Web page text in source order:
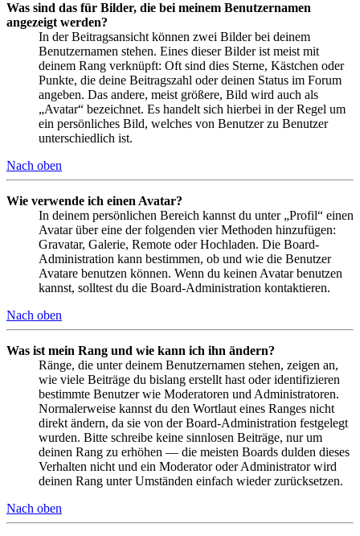
Was sind das für Bilder, die bei meinem Benutzernamen
angezeigt werden?
In der Beitragsansicht können zwei Bilder bei deinem
Benutzernamen stehen. Eines dieser Bilder ist meist mit
deinem Rang verknüpft: Oft sind dies Sterne, Kästchen oder
Punkte, die deine Beitragszahl oder deinen Status im Forum
angeben. Das andere, meist größere, Bild wird auch als
„Avatar“ bezeichnet. Es handelt sich hierbei in der Regel um
ein persönliches Bild, welches von Benutzer zu Benutzer
unterschiedlich ist.
Nach oben
Wie verwende ich einen Avatar?
In deinem persönlichen Bereich kannst du unter „Profil“ einen
Avatar über eine der folgenden vier Methoden hinzufügen:
Gravatar, Galerie, Remote oder Hochladen. Die Board-
Administration kann bestimmen, ob und wie die Benutzer
Avatare benutzen können. Wenn du keinen Avatar benutzen
kannst, solltest du die Board-Administration kontaktieren.
Nach oben
Was ist mein Rang und wie kann ich ihn ändern?
Ränge, die unter deinem Benutzernamen stehen, zeigen an,
wie viele Beiträge du bislang erstellt hast oder identifizieren
bestimmte Benutzer wie Moderatoren und Administratoren.
Normalerweise kannst du den Wortlaut eines Ranges nicht
direkt ändern, da sie von der Board-Administration festgelegt
wurden. Bitte schreibe keine sinnlosen Beiträge, nur um
deinen Rang zu erhöhen — die meisten Boards dulden dieses
Verhalten nicht und ein Moderator oder Administrator wird
deinen Rang unter Umständen einfach wieder zurücksetzen.
Nach oben